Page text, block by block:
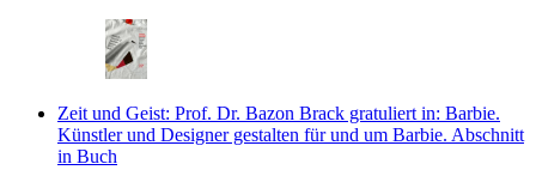
Zeit und Geist: Prof. Dr. Bazon Brack gratuliert in: Barbie.
Künstler und Designer gestalten für und um Barbie. Abschnitt
in Buch